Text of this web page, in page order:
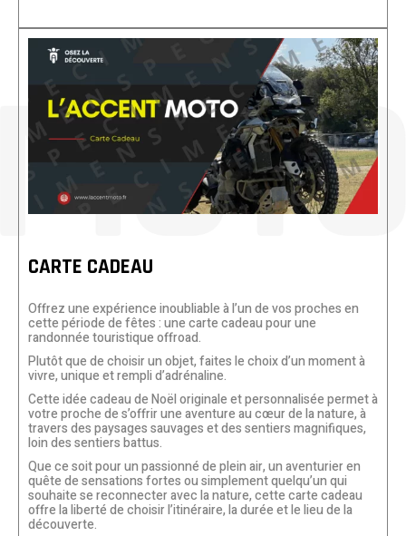
CARTE CADEAU
Offrez une expérience inoubliable à l’un de vos proches en
cette période de fêtes : une carte cadeau pour une
randonnée touristique offroad.
Plutôt que de choisir un objet, faites le choix d’un moment à
vivre, unique et rempli d’adrénaline.
Cette idée cadeau de Noël originale et personnalisée permet à
votre proche de s’offrir une aventure au cœur de la nature, à
travers des paysages sauvages et des sentiers magnifiques,
loin des sentiers battus.
Que ce soit pour un passionné de plein air, un aventurier en
quête de sensations fortes ou simplement quelqu’un qui
souhaite se reconnecter avec la nature, cette carte cadeau
offre la liberté de choisir l’itinéraire, la durée et le lieu de la
découverte.